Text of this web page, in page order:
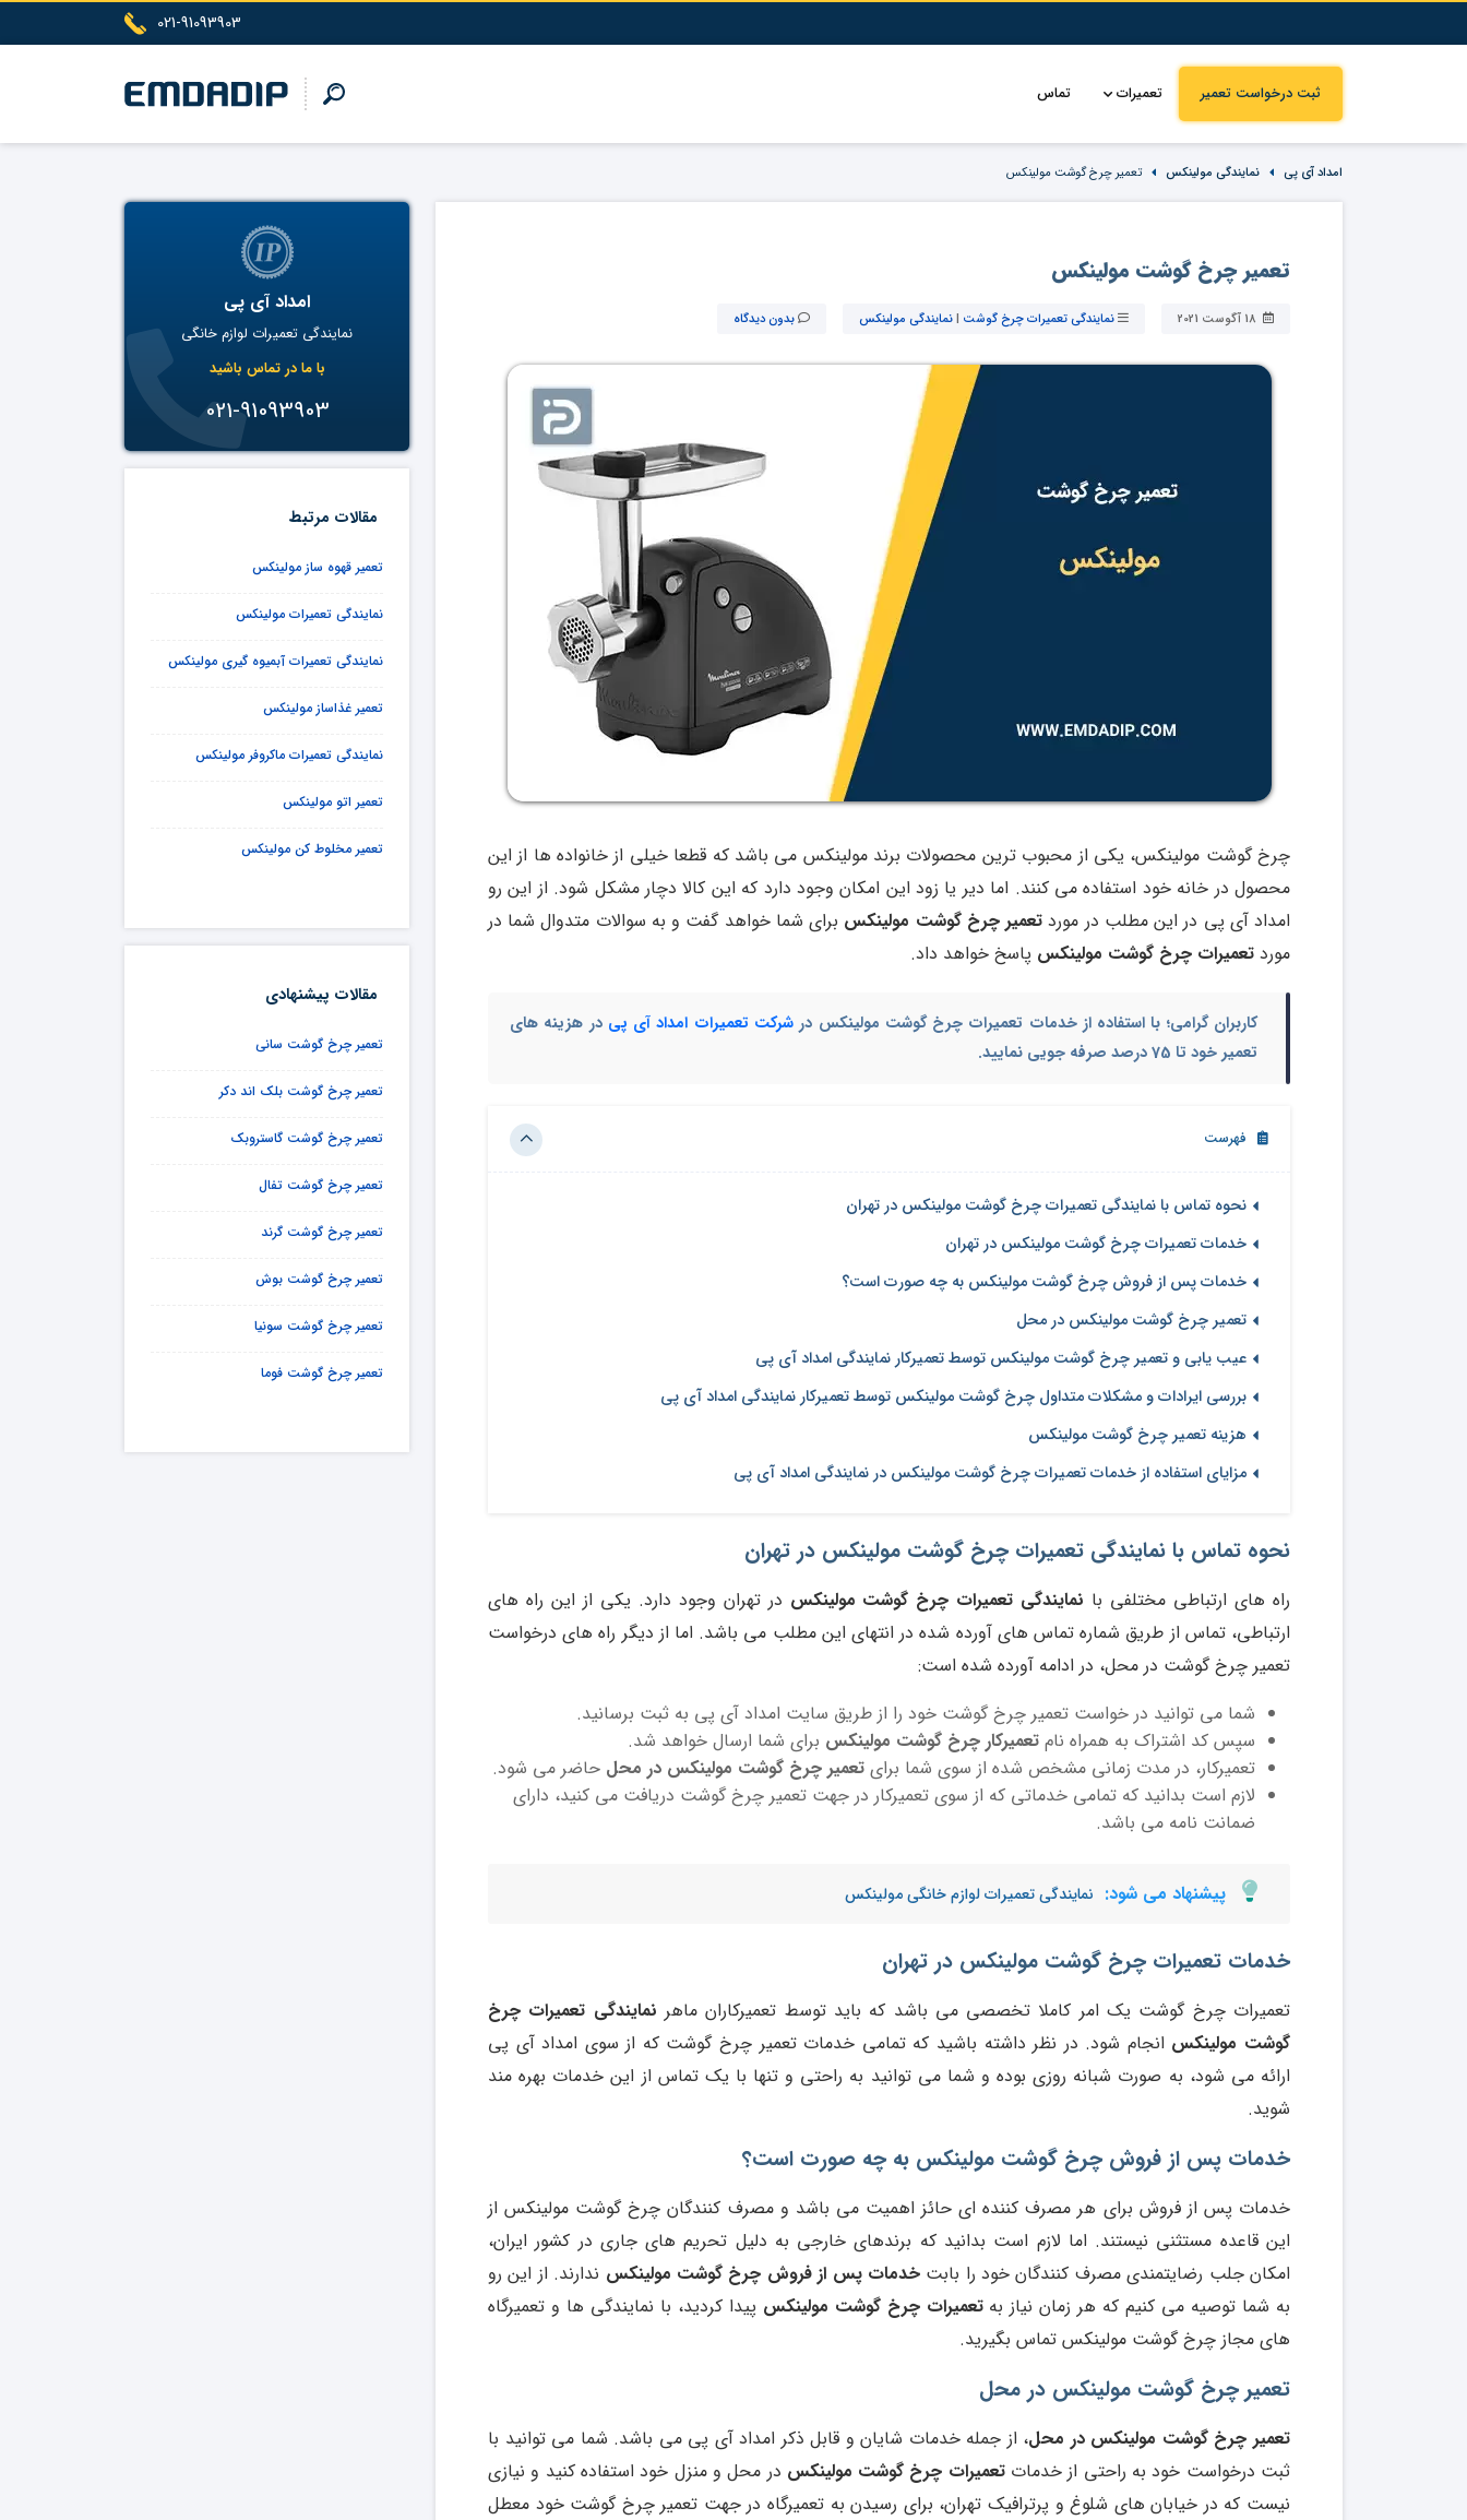
021-91093903
ثبت درخواست تعمیر تعمیرات تماس
امداد آی پی نمایندگی مولینکس تعمیر چرخ گوشت مولینکس
تعمیر چرخ گوشت مولینکس
نمایندگی تعمیرات چرخ گوشت |نمایندگی مولینکس بدون دیدگاه
چرخ گوشت مولینکس، یکی از محبوب ترین محصولات برند مولینکس می باشد که قطعا خیلی از خانواده ها از این
محصول در خانه خود استفاده می کنند. اما دیر یا زود این امکان وجود دارد که این کالا دچار مشکل شود. از این رو
امداد آی پی در این مطلب در مورد تعمیر چرخ گوشت مولینکس برای شما خواهد گفت و به سوالات متدوال شما در
مورد تعمیرات چرخ گوشت مولینکس پاسخ خواهد داد.
کاربران گرامی؛ با استفاده از خدمات تعمیرات چرخ گوشت مولینکس درشرکت تعمیرات امداد آی پی در هزینه های
تعمیر خود تا 75 درصد صرفه جویی نمایید.
فهرست
نحوه تماس با نمایندگی تعمیرات چرخ گوشت مولینکس در تهران
خدمات تعمیرات چرخ گوشت مولینکس در تهران
خدمات پس از فروش چرخ گوشت مولینکس به چه صورت است؟
تعمیر چرخ گوشت مولینکس در محل
عیب یابی و تعمیر چرخ گوشت مولینکس توسط تعمیرکار نمایندگی امداد آی پی
بررسی ایرادات و مشکلات متداول چرخ گوشت مولینکس توسط تعمیرکار نمایندگی امداد آی پی
هزینه تعمیر چرخ گوشت مولینکس
مزایای استفاده از خدمات تعمیرات چرخ گوشت مولینکس در نمایندگی امداد آی پی
نحوه تماس با نمایندگی تعمیرات چرخ گوشت مولینکس در تهران
راه های ارتباطی مختلفی با نمایندگی تعمیرات چرخ گوشت مولینکس در تهران وجود دارد. یکی از این راه های
ارتباطی، تماس از طریق شماره تماس های آورده شده در انتهای این مطلب می باشد. اما از دیگر راه های درخواست
تعمیر چرخ گوشت در محل، در ادامه آورده شده است:
شما می توانید در خواست تعمیر چرخ گوشت خود را از طریق سایت امداد آی پی به ثبت برسانید.
سپس کد اشتراک به همراه نام تعمیرکار چرخ گوشت مولینکس برای شما ارسال خواهد شد.
تعمیرکار، در مدت زمانی مشخص شده از سوی شما برای تعمیر چرخ گوشت مولینکس در محل حاضر می شود.
لازم است بدانید که تمامی خدماتی که از سوی تعمیرکار در جهت تعمیر چرخ گوشت دریافت می کنید، دارای
ضمانت نامه می باشد.
پیشنهاد می شود: نمایندگی تعمیرات لوازم خانگی مولینکس
خدمات تعمیرات چرخ گوشت مولینکس در تهران
تعمیرات چرخ گوشت یک امر کاملا تخصصی می باشد که باید توسط تعمیرکاران ماهر نمایندگی تعمیرات چرخ
گوشت مولینکس انجام شود. در نظر داشته باشید که تمامی خدمات تعمیر چرخ گوشت که از سوی امداد آی پی
ارائه می شود، به صورت شبانه روزی بوده و شما می توانید به راحتی و تنها با یک تماس از این خدمات بهره مند
شوید.
خدمات پس از فروش چرخ گوشت مولینکس به چه صورت است؟
خدمات پس از فروش برای هر مصرف کننده ای حائز اهمیت می باشد و مصرف کنندگان چرخ گوشت مولینکس از
این قاعده مستثنی نیستند. اما لازم است بدانید که برندهای خارجی به دلیل تحریم های جاری در کشور ایران،
امکان جلب رضایتمندی مصرف کنندگان خود را بابتخدمات پس از فروش چرخ گوشت مولینکس ندارند. از این رو
به شما توصیه می کنیم که هر زمان نیاز بهتعمیرات چرخ گوشت مولینکس پیدا کردید، با نمایندگی ها و تعمیرگاه
های مجاز چرخ گوشت مولینکس تماس بگیرید.
تعمیر چرخ گوشت مولینکس در محل
تعمیر چرخ گوشت مولینکس در محل، از جمله خدمات شایان و قابل ذکر امداد آی پی می باشد. شما می توانید با
ثبت درخواست خود به راحتی از خدماتتعمیرات چرخ گوشت مولینکس در محل و منزل خود استفاده کنید و نیازی
نیست که در خیابان های شلوغ و پرترافیک تهران، برای رسیدن به تعمیرگاه در جهت تعمیر چرخ گوشت خود معطل
امداد آی پی
نمایندگی تعمیرات لوازم خانگی
با ما در تماس باشید
021-91093903
مقالات مرتبط
تعمیر قهوه ساز مولینکس
نمایندگی تعمیرات مولینکس
نمایندگی تعمیرات آبمیوه گیری مولینکس
تعمیر غذاساز مولینکس
نمایندگی تعمیرات ماکروفر مولینکس
تعمیر اتو مولینکس
تعمیر مخلوط کن مولینکس
مقالات پیشنهادی
تعمیر چرخ گوشت سانی
تعمیر چرخ گوشت بلک اند دکر
تعمیر چرخ گوشت گاستروبک
تعمیر چرخ گوشت تفال
تعمیر چرخ گوشت گرند
تعمیر چرخ گوشت بوش
تعمیر چرخ گوشت سونیا
تعمیر چرخ گوشت فوما